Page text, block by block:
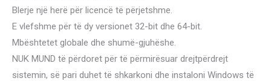
Blerje një herë për licencë të përjetshme.
E vlefshme për të dy versionet 32-bit dhe 64-bit.
Mbështetet globale dhe shumë-gjuhëshe.
NUK MUND të përdoret për të përmirësuar drejtpërdrejt
sistemin, së pari duhet të shkarkoni dhe instaloni Windows të